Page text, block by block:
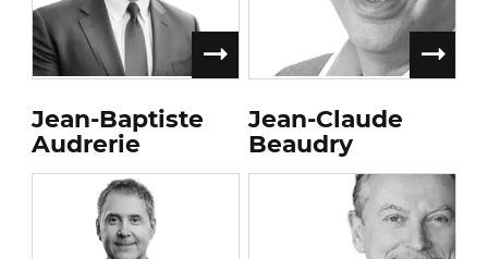
Jean-Baptiste
Audrerie
Jean-Claude
Beaudry